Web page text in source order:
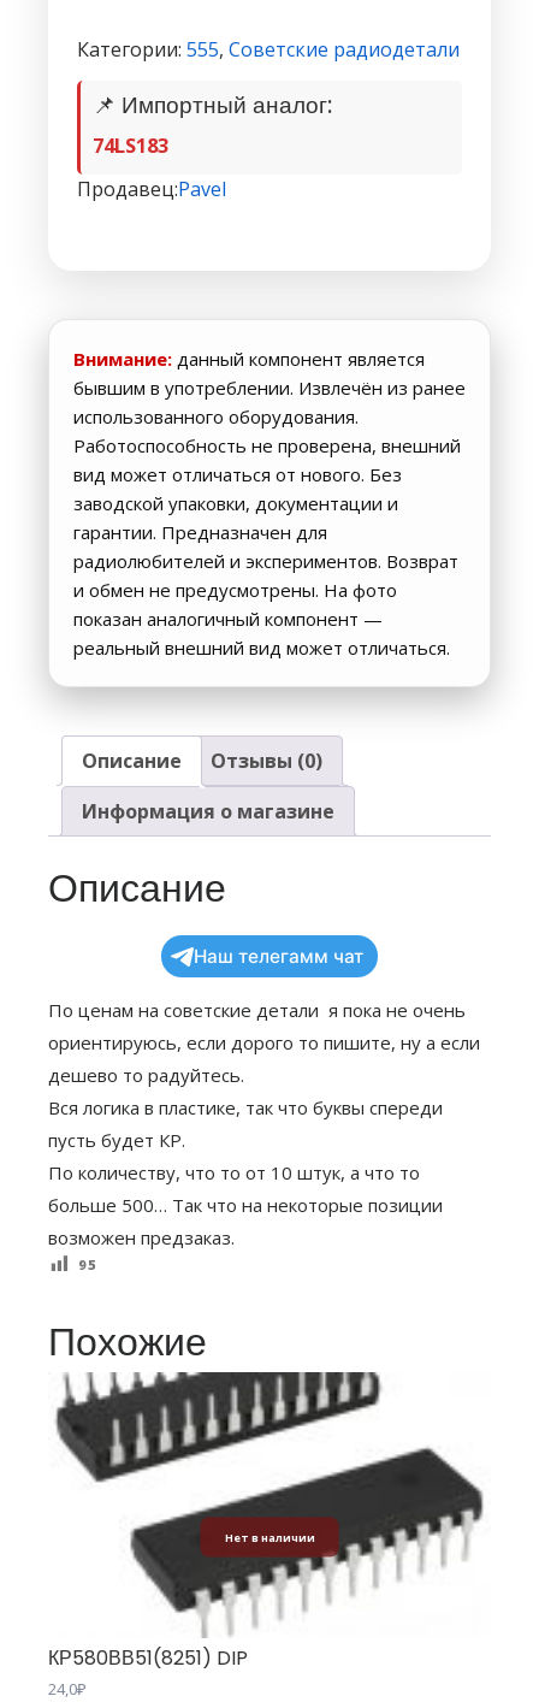
(К)
Категории: 555, Советские радиодетали
📌 Импортный аналог:
74LS183
Продавец:Pavel
Внимание: данный компонент является
бывшим в употреблении. Извлечён из ранее
использованного оборудования.
Работоспособность не проверена, внешний
вид может отличаться от нового. Без
заводской упаковки, документации и
гарантии. Предназначен для
радиолюбителей и экспериментов. Возврат
и обмен не предусмотрены. На фото
показан аналогичный компонент —
реальный внешний вид может отличаться.
Описание
Отзывы (0)
Информация о магазине
Описание
Наш телегамм чат
По ценам на советские детали я пока не очень
ориентируюсь, если дорого то пишите, ну а если
дешево то радуйтесь.
Вся логика в пластике, так что буквы спереди
пусть будет КР.
По количеству, что то от 10 штук, а что то
больше 500… Так что на некоторые позиции
возможен предзаказ.
95
Похожие
Нет в наличии
КР580ВВ51(8251) DIP
24,0₽